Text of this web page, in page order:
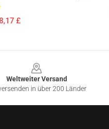
£
Weltweiter Versand
in über 200 Länder